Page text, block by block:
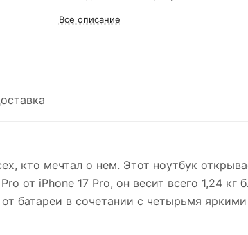
Все описание
кто мечтал о нем. Этот ноутбук
от iPhone 17 Pro, он весит всего 1,24
батареи в сочетании с четырьмя